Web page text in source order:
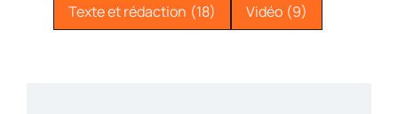
Texte et rédaction (18) Vidéo (9)